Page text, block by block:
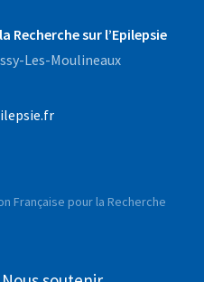
Recherche sur l’Epilepsie
Les-Moulineaux
Française pour la Recherche